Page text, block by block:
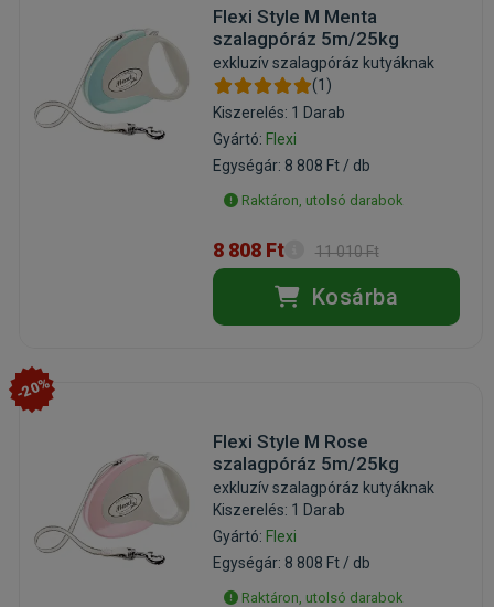
Flexi Style M Menta
szalagpóráz 5m/25kg
exkluzív szalagpóráz kutyáknak
(1)
Kiszerelés: 1 Darab
Gyártó: Flexi
Egységár: 8 808 Ft / db
Raktáron, utolsó darabok
8 808 Ft 11 010 Ft
Kosárba
-20%
Flexi Style M Rose
szalagpóráz 5m/25kg
exkluzív szalagpóráz kutyáknak
Kiszerelés: 1 Darab
Gyártó: Flexi
Egységár: 8 808 Ft / db
Raktáron, utolsó darabok